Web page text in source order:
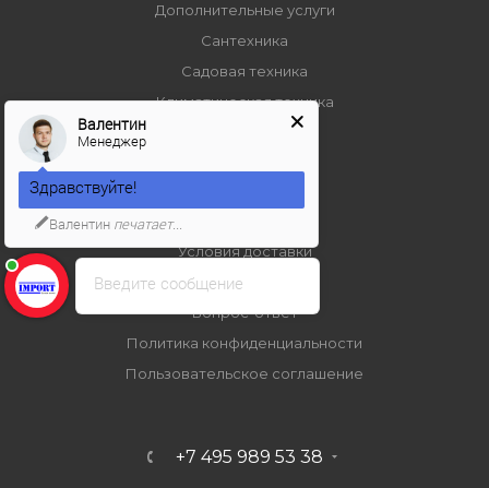
Дополнительные услуги
Сантехника
Садовая техника
Климатическая техника
ПОМОЩЬ
Условия доставки
Гарантия на товар
Вопрос-ответ
Политика конфиденциальности
Пользовательское соглашение
+7 495 989 53 38
Введите сообщение
Валентин
Менеджер
Здравствуйте!
Валентин печатает...